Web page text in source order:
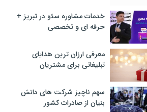
خدمات مشاوره سئو در تبریز +
حرفه ای و تخصصی
معرفی ارزان ترین هدایای
تبلیغاتی برای مشتریان
سهم ناچیز شرکت های دانش
بنیان از صادرات کشور